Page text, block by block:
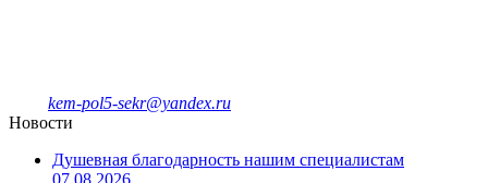
kem-pol5-sekr@yandex.ru
Новости
Душевная благодарность нашим специалистам
07.08.2026